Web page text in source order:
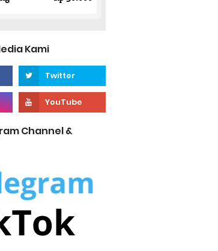
Kami
Channel &